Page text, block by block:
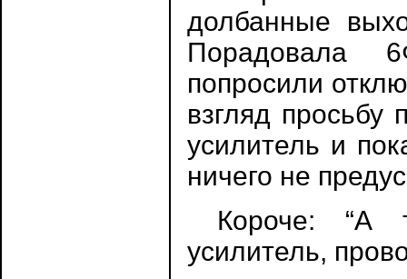
долбанные
Порадовала
попросили
взгляд
усилитель и
ничего не
Короче: “А
усилитель,